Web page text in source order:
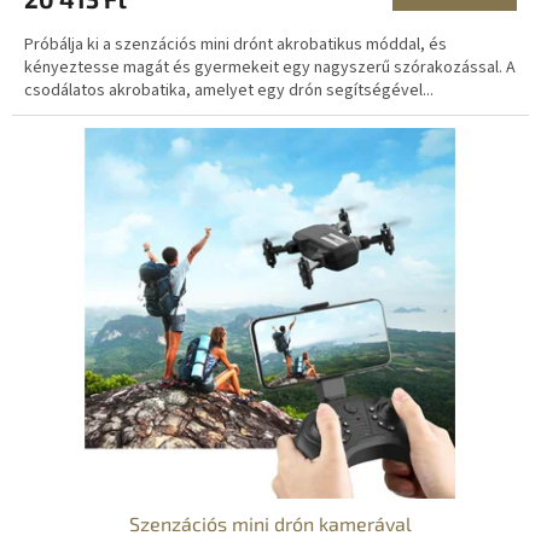
Próbálja ki a szenzációs mini drónt akrobatikus móddal, és
kényeztesse magát és gyermekeit egy nagyszerű szórakozással. A
csodálatos akrobatika, amelyet egy drón segítségével...
Szenzációs mini drón kamerával